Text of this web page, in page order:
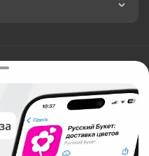
цветов в Твери